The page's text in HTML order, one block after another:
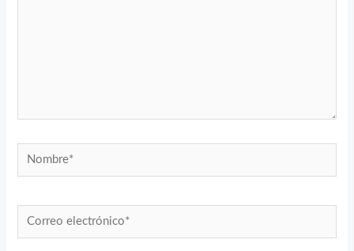
Nombre*
Correo
electrónico*